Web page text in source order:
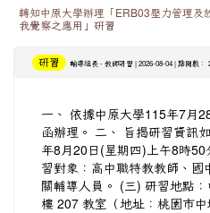
轉知中原大學辦理「ERB03壓力管理及
我覺察之應用」研習
研習 輔導組長 - 教師研習 | 2026-08-04 | 點閱數：
一、 依據中原大學115年7月
函辦理。 二、 旨揭研習資訊
年8月20日(星期四)上午8時
習對象：高中職特教教師、
關輔導人員。 (三) 研習地點
樓 207 教室（地址：桃園市